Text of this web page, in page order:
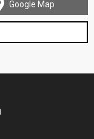
Google Map